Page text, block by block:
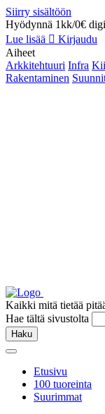
Siirry sisältöön
Hyödynnä 1kk/0€
Lue lisää
Kirjaudu
Aiheet
Arkkitehtuuri Infra
Rakentaminen
Kaikki mitä tietää
Hae tältä sivustolta
Haku
Etusivu
100 tuoreinta
Suurimmat